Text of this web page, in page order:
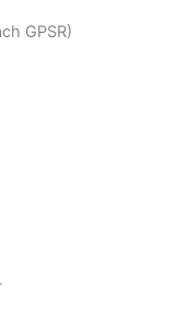
GPSR)